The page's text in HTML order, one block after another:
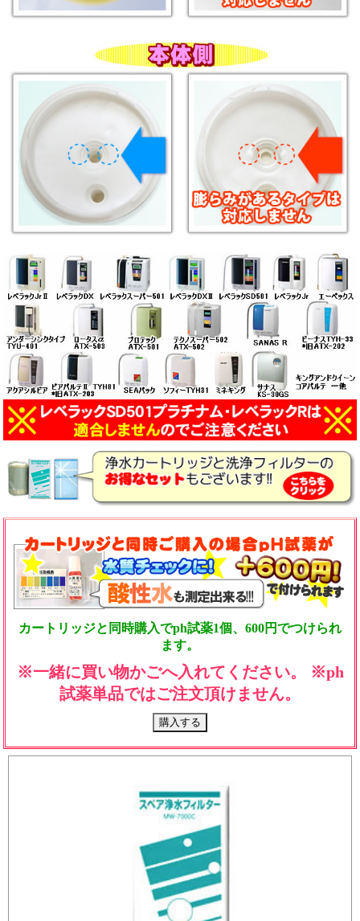
カートリッジと同時購入でph試薬1個、600円でつけられ
ます。
※一緒に買い物かごへ入れてください。 ※ph
試薬単品ではご注文頂けません。